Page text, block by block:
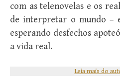
com as telenovelas e os
de interpretar o mundo –
esperando desfechos
a vida real.
Leia mais do